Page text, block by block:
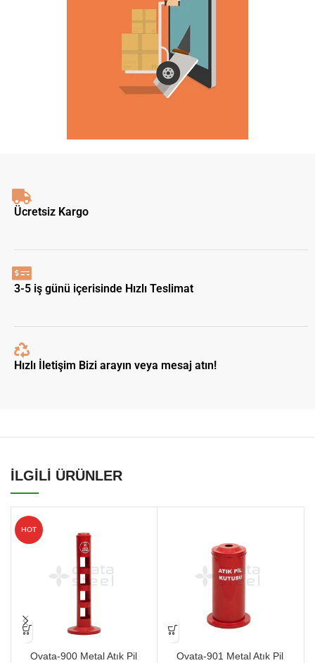
Ücretsiz Kargo
3-5 iş günü içerisinde Hızlı Teslimat
Hızlı İletişim Bizi arayın veya mesaj atın!
İLGİLİ ÜRÜNLER
HOT
Ovata-900 Metal Atık Pil
Ovata-901 Metal Atık Pil